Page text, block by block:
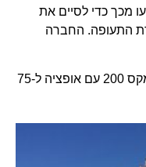
מכך כדי לסיים את
התעופה. החברה
ריינאייר הזמינה בבואינג 135 מטוסי מקס 200 עם אופציה ל-75